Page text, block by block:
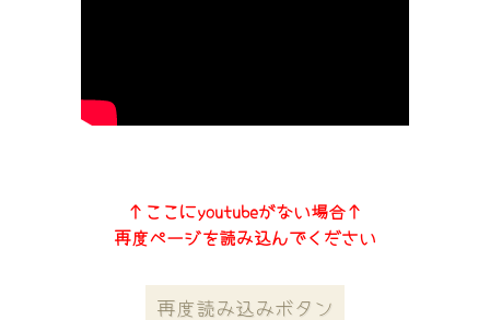
↑ここにyoutubeがない場合↑
再度ページを読み込んでください
再度読み込みボタン